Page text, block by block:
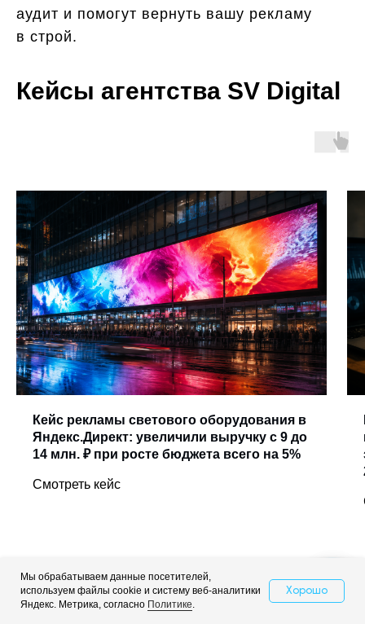
аудит и помогут вернуть вашу рекламу
в строй.
Кейсы агентства SV Digital
Кейс рекламы светового оборудования в
Яндекс.Директ: увеличили выручку с 9 до
14 млн. ₽ при росте бюджета всего на 5%
Смотреть кейс
Больше кейсовСвяжитесь с нами
Мы обрабатываем данные посетителей,
используем файлы cookie и систему веб-аналитики
Яндекс. Метрика, согласно Политике.
Хорошо